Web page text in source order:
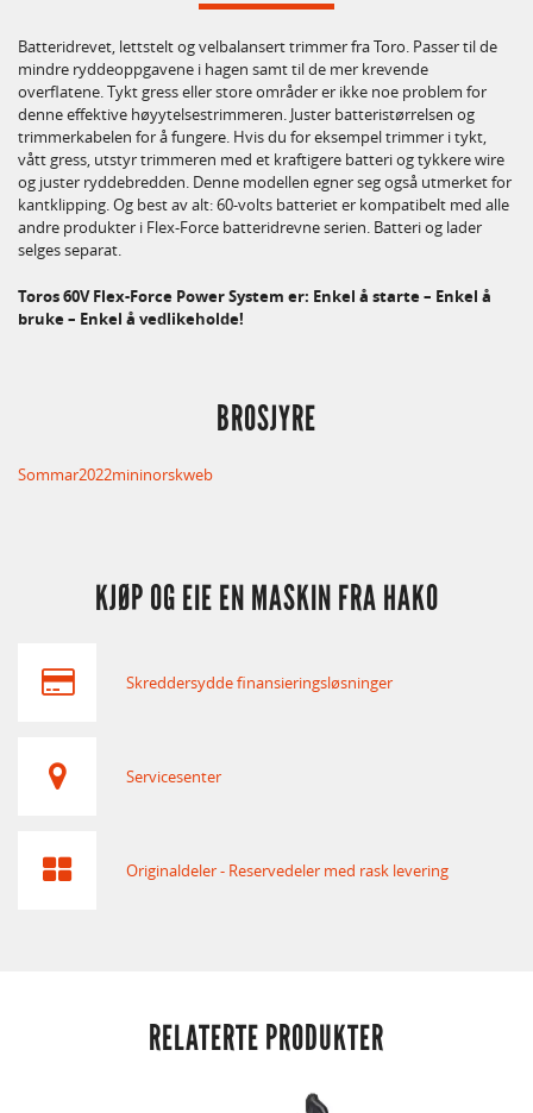
Batteridrevet, lettstelt og velbalansert trimmer fra Toro. Passer til de
mindre ryddeoppgavene i hagen samt til de mer krevende
overflatene. Tykt gress eller store områder er ikke noe problem for
denne effektive høyytelsestrimmeren. Juster batteristørrelsen og
trimmerkabelen for å fungere. Hvis du for eksempel trimmer i tykt,
vått gress, utstyr trimmeren med et kraftigere batteri og tykkere wire
og juster ryddebredden. Denne modellen egner seg også utmerket for
kantklipping. Og best av alt: 60-volts batteriet er kompatibelt med alle
andre produkter i Flex-Force batteridrevne serien. Batteri og lader
selges separat.
Toros 60V Flex-Force Power System er: Enkel å starte – Enkel å
bruke – Enkel å vedlikeholde!
BROSJYRE
Sommar2022mininorskweb
KJØP OG EIE EN MASKIN FRA HAKO
Skreddersydde finansieringsløsninger
Servicesenter
Originaldeler - Reservedeler med rask levering
RELATERTE PRODUKTER